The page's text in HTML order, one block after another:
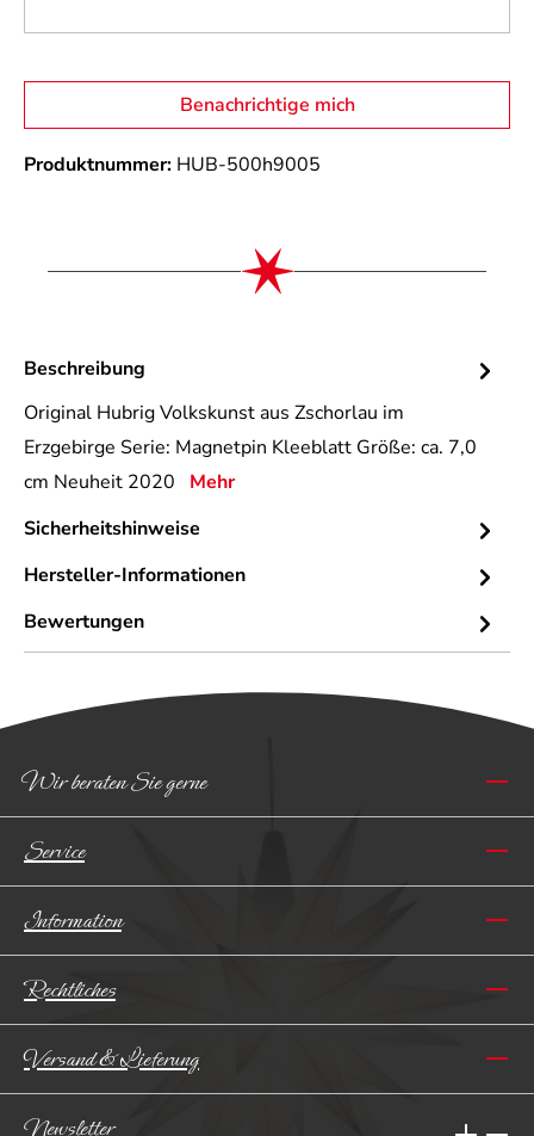
Benachrichtige mich
Produktnummer: HUB-500h9005
Beschreibung
Original Hubrig Volkskunst aus Zschorlau im
Erzgebirge Serie: Magnetpin Kleeblatt Größe: ca. 7,0
cm Neuheit 2020 Mehr
Sicherheitshinweise
Hersteller-Informationen
Bewertungen
Wir beraten Sie gerne
Service
Information
Rechtliches
Versand & Lieferung
Newsletter